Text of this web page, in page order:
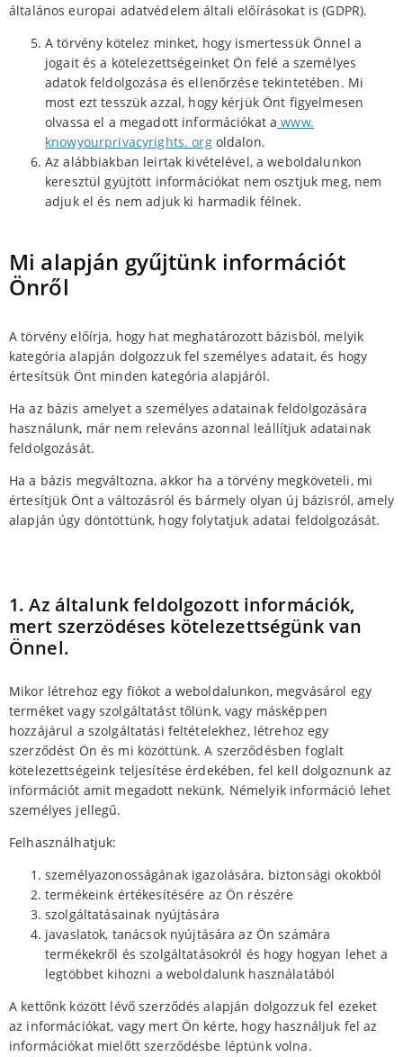
általános europai adatvédelem általi előírásokat is (GDPR).
A törvény kötelez minket, hogy ismertessük Önnel a
jogait és a kötelezettségeinket Ön felé a személyes
adatok feldolgozása és ellenőrzése tekintetében. Mi
most ezt tesszük azzal, hogy kérjük Önt figyelmesen
olvassa el a megadott információkat a www.
knowyourprivacyrights. orgoldalon.
Az alábbiakban leirtak kivételével, a weboldalunkon
keresztül gyüjtött információkat nem osztjuk meg, nem
adjuk el és nem adjuk ki harmadik félnek.
Mi alapján gyűjtünk információt
Önről
A törvény előírja, hogy hat meghatározott bázisból, melyik
kategória alapján dolgozzuk fel személyes adatait, és hogy
értesítsük Önt minden kategória alapjáról.
Ha az bázis amelyet a személyes adatainak feldolgozására
használunk, már nem releváns azonnal leállítjuk adatainak
feldolgozását.
Ha a bázis megváltozna, akkor ha a törvény megköveteli, mi
értesítjük Önt a változásról és bármely olyan új bázisról, amely
alapján úgy döntöttünk, hogy folytatjuk adatai feldolgozását.
1. Az általunk feldolgozott információk,
mert szerzödéses kötelezettségünk van
Önnel.
Mikor létrehoz egy fiókot a weboldalunkon, megvásárol egy
terméket vagy szolgáltatást tőlünk, vagy másképpen
hozzájárul a szolgáltatási feltételekhez, létrehoz egy
szerződést Ön és mi közöttünk. A szerződésben foglalt
kötelezettségeink teljesítése érdekében, fel kell dolgoznunk az
információt amit megadott nekünk. Némelyik információ lehet
személyes jellegű.
Felhasználhatjuk:
személyazonosságának igazolására, biztonsági okokból
termékeink értékesítésére az Ön részére
szolgáltatásainak nyújtására
javaslatok, tanácsok nyújtására az Ön számára
termékekről és szolgáltatásokról és hogy hogyan lehet a
legtöbbet kihozni a weboldalunk használatából
A kettőnk között lévő szerződés alapján dolgozzuk fel ezeket
az információkat, vagy mert Ön kérte, hogy használjuk fel az
információkat mielőtt szerződésbe léptünk volna.